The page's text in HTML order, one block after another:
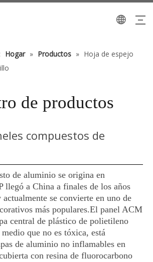
Hogar » Productos » Hoja de espejo
de productos
compuestos de
de aluminio se origina en
llegó a China a finales de los años
actualmente se convierte en uno de
más populares.El panel ACM
central de plástico de polietileno
que no es tóxica, está
de aluminio no inflamables en
con resina de fluorocarbono